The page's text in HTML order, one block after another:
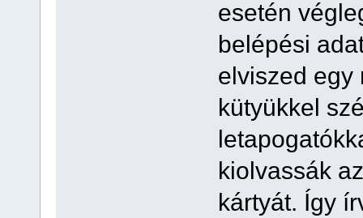
esetén
belépési
elviszed egy
kütyükkel
kiolvassák
kártyát. Így